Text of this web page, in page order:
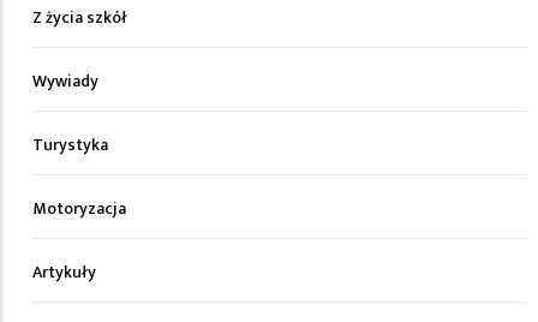
Z życia szkół
Wywiady
Turystyka
Motoryzacja
Artykuły